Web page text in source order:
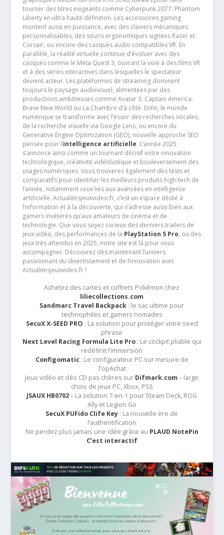
tourner des titres exigeants comme Cyberpunk 2077: Phantom
Liberty en ultra haute définition. Les accessoires gaming
montent aussi en puissance, avec des claviers mécaniques
personnalisables, des souris ergonomiques signées Razer et
Corsair, ou encore des casques audio compatibles VR. En
parallèle, la réalité virtuelle continue d’évoluer avec des
casques comme le Meta Quest 3, ouvrant la voie à des films VR
et à des séries interactives dans lesquelles le spectateur
devient acteur. Les plateformes de streaming dominent
toujours le paysage audiovisuel, alimentées par des
productions ambitieuses comme Avatar 3, Captain America:
Brave New World ou La Chambre d’à côté. Enfin, le monde
numérique se transforme avec l’essor des recherches vocales,
de la recherche visuelle via Google Lens, ou encore du
Generative Engine Optimization (GEO), nouvelle approche SEO
pensée pour l’intelligence artificielle. L’année 2025
s’annonce ainsi comme un tournant décisif entre innovation
technologique, créativité vidéoludique et bouleversement des
usages numériques. Vous trouverez également des tests et
comparatifs pour identifier les meilleurs produits high-tech de
l’année, notamment ceux liés aux avancées en intelligence
artificielle. Actualitesjeuxvideo.fr, c’est un espace dédié à
l’information et à la découverte, qui s’adresse aussi bien aux
gamers invétérés qu’aux amateurs de cinéma et de
technologie. Que vous soyez curieux des derniers trailers de
jeux vidéo, des performances de la PlayStation 5 Pro, ou des
jeux très attendus en 2025, notre site est là pour vous
accompagner. Découvrez dès maintenant l’univers
passionnant du divertissement et de l’innovation avec
Actualitesjeuxvideo.fr !
Achetez des cartes et coffrets Pokémon chez
liliecollections.com
Sandmarc Travel Backpack : le sac ultime pour
technophiles et gamers nomades
SecuX X-SEED PRO : La solution pour protéger votre seed
phrase
Next Level Racing Formula Lite Pro: Le cockpit pliable qui
redéfinit l’immersion
Configomatic: Le configurateur PC sur mesure de
TopAchat
Jeux vidéo et clés CD pas chères sur Difmark.com – large
choix de jeux PC, Xbox, PS5
JSAUX HB0702– La solution 7-en-1 pour Steam Deck, ROG
Ally et Legion Go
SecuX PUFido Clife Key : La nouvelle ère de
l’authentification
Ne perdez plus jamais une idée grâce au PLAUD NotePin
C’est interactif